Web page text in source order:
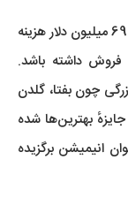
جالب است بدانید برای ساخت این انیمیشن تنها 69 میلیون دلار هزینه
فروش داشته باشد.
چون بفتا، گلدن
بهترین‌ها شده
انیمیشن برگزیده